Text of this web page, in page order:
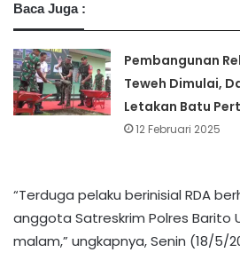
Baca Juga :
Pembangunan
Teweh Dimulai,
Letakan Batu
12 Februari 2025
“Terduga pelaku berinisial RDA
anggota Satreskrim Polres Barito
malam,” ungkapnya, Senin (18/5/